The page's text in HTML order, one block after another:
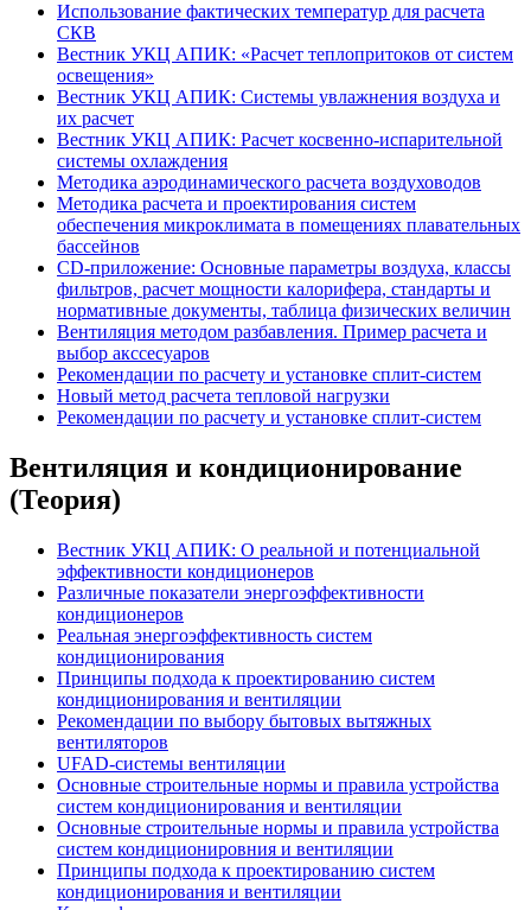
Использование фактических температур для расчета
СКВ
Вестник УКЦ АПИК: «Расчет теплопритоков от систем
освещения»
Вестник УКЦ АПИК: Системы увлажнения воздуха и
их расчет
Вестник УКЦ АПИК: Расчет косвенно-испарительной
системы охлаждения
Методика аэродинамического расчета воздуховодов
Методика расчета и проектирования систем
обеспечения микроклимата в помещениях плавательных
бассейнов
CD-приложение: Основные параметры воздуха, классы
фильтров, расчет мощности калорифера, стандарты и
нормативные документы, таблица физических величин
Вентиляция методом разбавления. Пример расчета и
выбор акссесуаров
Рекомендации по расчету и установке сплит-систем
Новый метод расчета тепловой нагрузки
Рекомендации по расчету и установке сплит-систем
Вентиляция и кондиционирование
(Теория)
Вестник УКЦ АПИК: О реальной и потенциальной
эффективности кондиционеров
Различные показатели энергоэффективности
кондиционеров
Реальная энергоэффективность систем
кондиционирования
Принципы подхода к проектированию систем
кондиционирования и вентиляции
Рекомендации по выбору бытовых вытяжных
вентиляторов
UFAD-системы вентиляции
Основные строительные нормы и правила устройства
систем кондиционирования и вентиляции
Основные строительные нормы и правила устройства
систем кондиционировния и вентиляции
Принципы подхода к проектированию систем
кондиционирования и вентиляции